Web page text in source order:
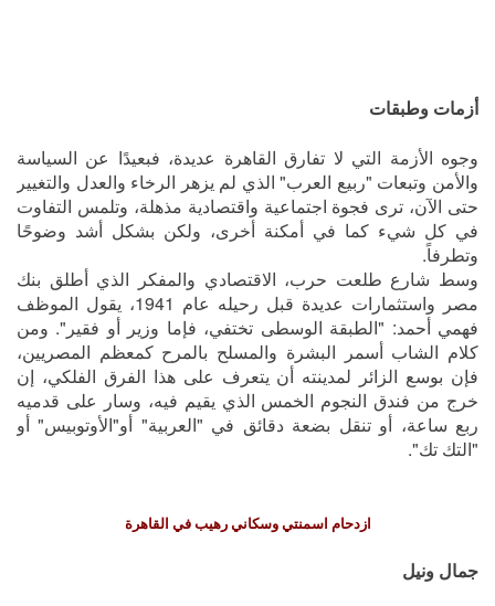
أزمات وطبقات
وجوه الأزمة التي لا تفارق القاهرة عديدة، فبعيدًا عن السياسة
والأمن وتبعات "ربيع العرب" الذي لم يزهر الرخاء والعدل والتغيير
حتى الآن، ترى فجوة اجتماعية واقتصادية مذهلة، وتلمس التفاوت
في كل شيء كما في أمكنة أخرى، ولكن بشكل أشد وضوحًا
وتطرفاً.
وسط شارع طلعت حرب، الاقتصادي والمفكر الذي أطلق بنك
مصر واستثمارات عديدة قبل رحيله عام 1941، يقول الموظف
فهمي أحمد: "الطبقة الوسطى تختفي، فإما وزير أو فقير". ومن
كلام الشاب أسمر البشرة والمسلح بالمرح كمعظم المصريين،
فإن بوسع الزائر لمدينته أن يتعرف على هذا الفرق الفلكي، إن
خرج من فندق النجوم الخمس الذي يقيم فيه، وسار على قدميه
ربع ساعة، أو تنقل بضعة دقائق في "العربية" أو"الأوتوبيس" أو
"التك تك".
ازدحام اسمنتي وسكاني رهيب في القاهرة
جمال ونيل